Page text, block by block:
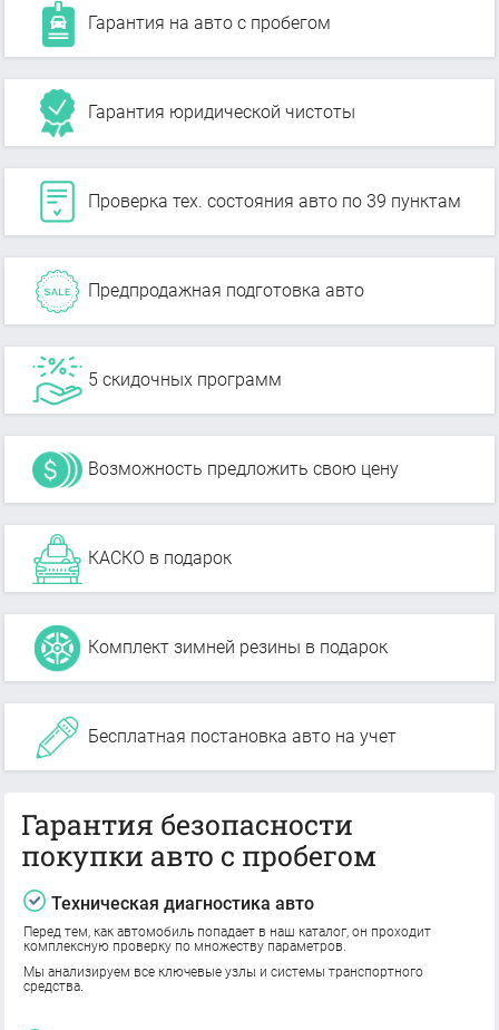
Гарантия на авто с пробегом
Гарантия юридической чистоты
Проверка тех. состояния авто по 39 пунктам
Предпродажная подготовка авто
5 скидочных программ
Возможность предложить свою цену
КАСКО в подарок
Комплект зимней резины в подарок
Бесплатная постановка авто на учет
Гарантия безопасности
покупки авто с пробегом
Техническая диагностика авто
Перед тем, как автомобиль попадает в наш каталог, он проходит
комплексную проверку по множеству параметров.
Мы анализируем все ключевые узлы и системы транспортного
средства.